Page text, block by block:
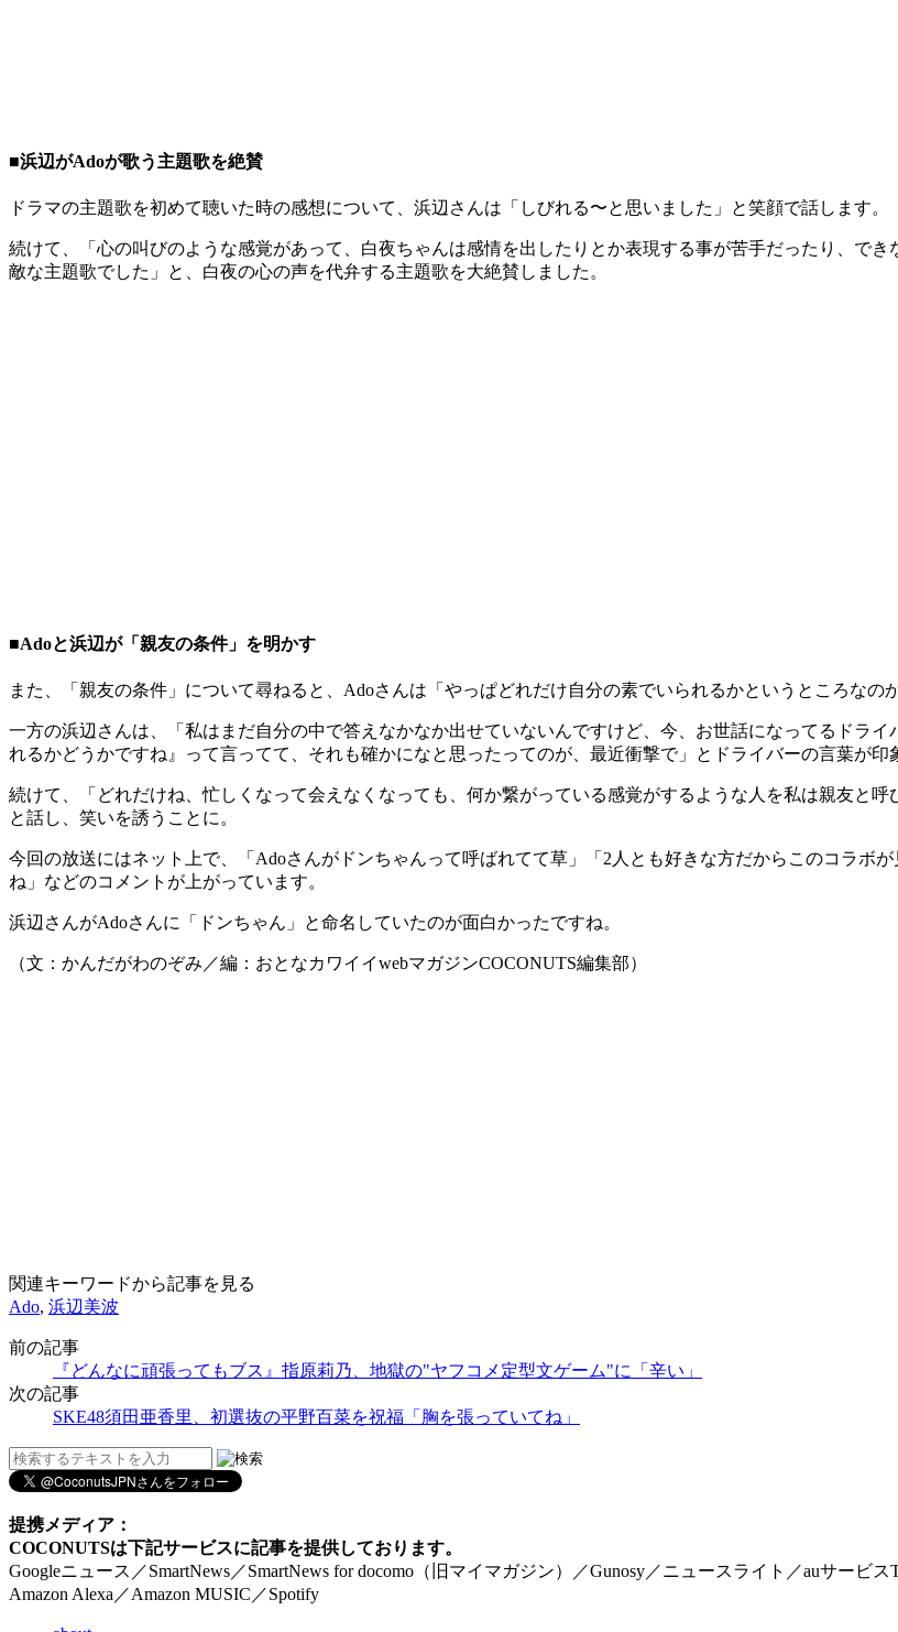
■浜辺がAdoが歌う主題歌を絶賛
ドラマの主題歌を初めて聴いた時の感想について、浜辺さんは「しびれる〜と思いました」と笑顔で話します。
続けて、「心の叫びのような感覚があって、白夜ちゃんは感情を出したりとか表現する事が苦手だったり、で
敵な主題歌でした」と、白夜の心の声を代弁する主題歌を大絶賛しました。
■Adoと浜辺が「親友の条件」を明かす
また、「親友の条件」について尋ねると、Adoさんは「やっぱどれだけ自分の素でいられるかというところなの
一方の浜辺さんは、「私はまだ自分の中で答えなかなか出せていないんですけど、今、お世話になってるドラ
れるかどうかですね』って言ってて、それも確かになと思ったってのが、最近衝撃で」とドライバーの言葉が印
続けて、「どれだけね、忙しくなって会えなくなっても、何か繋がっている感覚がするような人を私は親友と
と話し、笑いを誘うことに。
今回の放送にはネット上で、「Adoさんがドンちゃんって呼ばれてて草」「2人とも好きな方だからこのコラボ
ね」などのコメントが上がっています。
浜辺さんがAdoさんに「ドンちゃん」と命名していたのが面白かったですね。
（文：かんだがわのぞみ／編：おとなカワイイwebマガジンCOCONUTS編集部）
関連キーワードから記事を見る
Ado, 浜辺美波
前の記事
『どんなに頑張ってもブス』指原莉乃、地獄の"ヤフコメ定型文ゲーム"に「辛い」
次の記事
SKE48須田亜香里、初選抜の平野百菜を祝福「胸を張っていてね」
提携メディア：
COCONUTSは下記サービスに記事を提供しております。
Googleニュース／SmartNews／SmartNews for docomo（旧マイマガジン）／Gunosy／ニュースライト／auサービス
Amazon Alexa／Amazon MUSIC／Spotify